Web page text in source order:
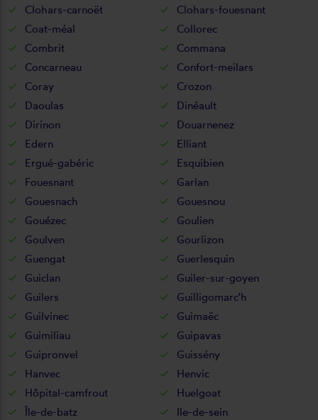
Clohars-carnoët
Clohars-fouesnant
Coat-méal
Collorec
Combrit
Commana
Concarneau
Confort-meilars
Coray
Crozon
Daoulas
Dinéault
Dirinon
Douarnenez
Edern
Elliant
Ergué-gabéric
Esquibien
Fouesnant
Garlan
Gouesnach
Gouesnou
Gouézec
Goulien
Goulven
Gourlizon
Guengat
Guerlesquin
Guiclan
Guiler-sur-goyen
Guilers
Guilligomarc'h
Guilvinec
Guimaëc
Guimiliau
Guipavas
Guipronvel
Guissény
Hanvec
Henvic
Hôpital-camfrout
Huelgoat
Île-de-batz
Ile-de-sein